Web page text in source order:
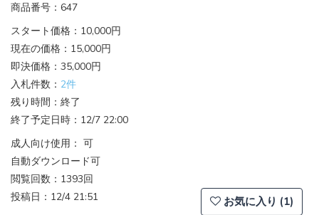
商品番号：647
スタート価格：10,000円
現在の価格：15,000円
即決価格：35,000円
入札件数： 2件
残り時間：終了
終了予定日時：12/7 22:00
成人向け使用： 可
自動ダウンロード可
閲覧回数：1393回
投稿日：12/4 21:51
お気に入り (1)